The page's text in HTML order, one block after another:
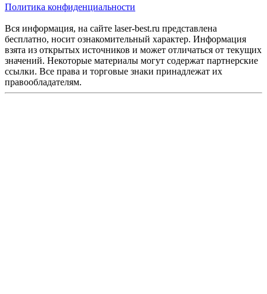
Политика конфиденциальности
Вся информация, на сайте laser-best.ru представлена
бесплатно, носит ознакомительный характер. Информация
взята из открытых источников и может отличаться от текущих
значений. Некоторые материалы могут содержат партнерские
ссылки. Все права и торговые знаки принадлежат их
правообладателям.